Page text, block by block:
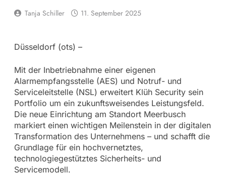
Tanja Schiller 11. September 2025
Düsseldorf (ots) –
Mit der Inbetriebnahme einer eigenen
Alarmempfangsstelle (AES) und Notruf- und
Serviceleitstelle (NSL) erweitert Klüh Security sein
Portfolio um ein zukunftsweisendes Leistungsfeld.
Die neue Einrichtung am Standort Meerbusch
markiert einen wichtigen Meilenstein in der digitalen
Transformation des Unternehmens – und schafft die
Grundlage für ein hochvernetztes,
technologiegestütztes Sicherheits- und
Servicemodell.